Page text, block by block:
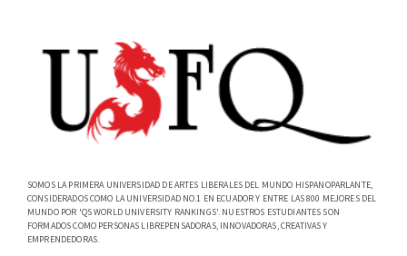
SOMOS LA PRIMERA UNIVERSIDAD DE ARTES LIBERALES DEL MUNDO HISPANOPARLANTE,
CONSIDERADOS COMO LA UNIVERSIDAD NO.1 EN ECUADOR Y ENTRE LAS 800 MEJORES DEL
MUNDO POR 'QS WORLD UNIVERSITY RANKINGS'. NUESTROS ESTUDIANTES SON
FORMADOS COMO PERSONAS LIBREPENSADORAS, INNOVADORAS, CREATIVAS Y
EMPRENDEDORAS.